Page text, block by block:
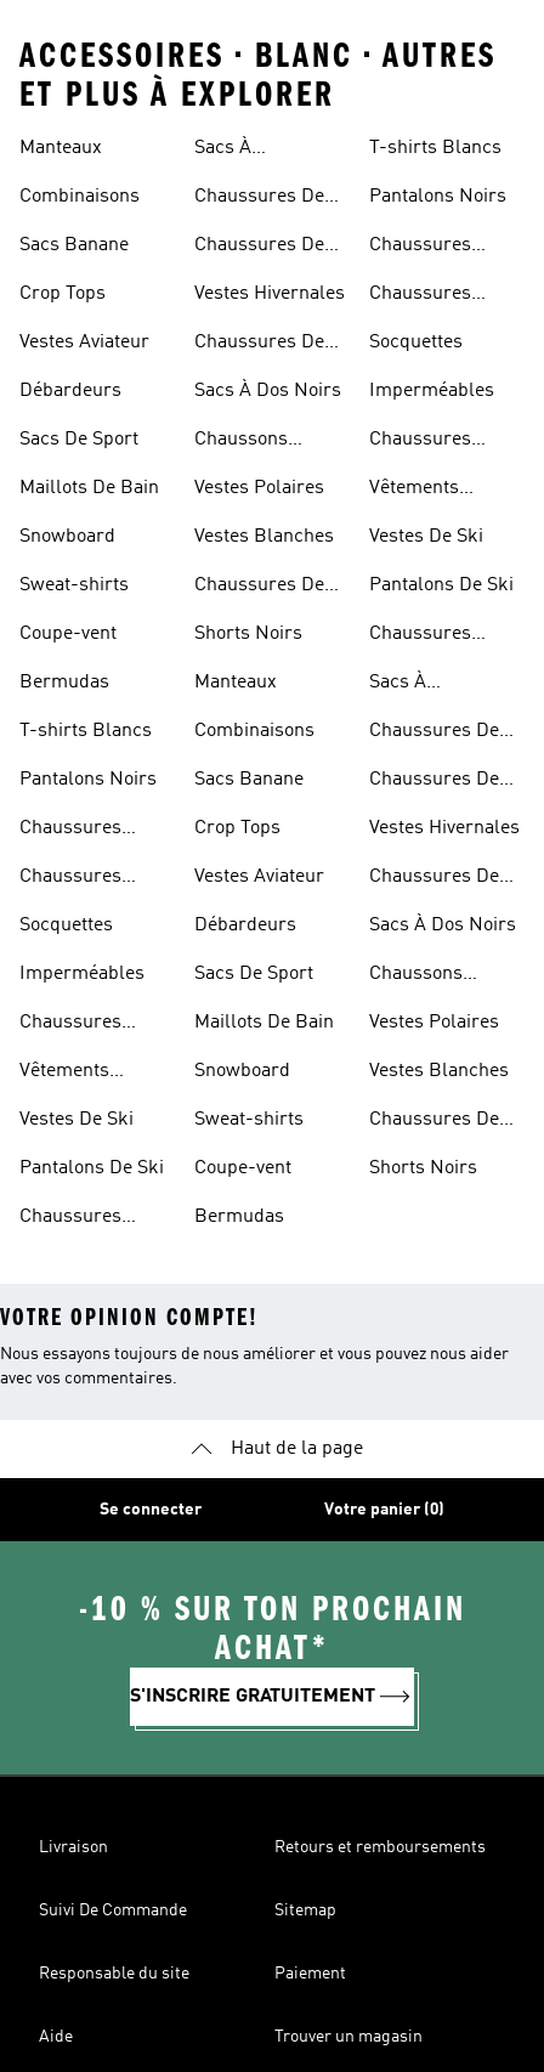
ACCESSOIRES • BLANC • AUTRES
ET PLUS À EXPLORER
Manteaux
Combinaisons
Sacs Banane
Crop Tops
Vestes Aviateur
Débardeurs
Sacs De Sport
Maillots De Bain
Snowboard
Sweat-shirts
Coupe-vent
Bermudas
T-shirts Blancs
Pantalons Noirs
Chaussures
Chaussures
Socquettes
Imperméables
Chaussures
Vêtements
Vestes De Ski
Pantalons De Ski
Chaussures
Rouges
Sacs À
Chaussures De
Chaussures De
Vestes Hivernales
Chaussures De
Sacs À Dos Noirs
Chaussons
Vestes Polaires
Vestes Blanches
Chaussures De
Shorts Noirs
Manteaux
Combinaisons
Sacs Banane
Crop Tops
Vestes Aviateur
Débardeurs
Sacs De Sport
Maillots De Bain
Snowboard
Sweat-shirts
Coupe-vent
Bermudas
T-shirts Blancs
Pantalons Noirs
Chaussures
Chaussures
Socquettes
Imperméables
Chaussures
Vêtements
Vestes De Ski
Pantalons De Ski
Chaussures
Sacs À
Chaussures De
Chaussures De
Vestes Hivernales
Chaussures De
Sacs À Dos Noirs
Chaussons
Vestes Polaires
Vestes Blanches
Chaussures De
Shorts Noirs
VOTRE OPINION COMPTE!
Nous essayons toujours de nous améliorer et vous pouvez nous aider
avec vos commentaires.
Haut de la page
Se connecter Votre panier (0)
-10 % SUR TON PROCHAIN
ACHAT*
S'INSCRIRE GRATUITEMENT
Livraison Retours et remboursements
Suivi De Commande Sitemap
Responsable du site Paiement
Aide Trouver un magasin